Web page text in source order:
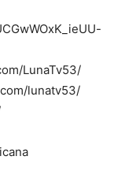
LunaTv53/
lunatv53/